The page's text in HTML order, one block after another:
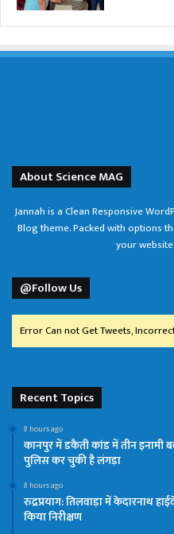
About Science MAG
Jannah is a Clean Responsive
Blog theme. Packed with options
your
@Follow Us
Error Can not Get Tweets,
Recent Topics
8 hours ago
कानपुर में डकैती कांड में तीन इनामी
पुलिस कर चुकी है लंगड़ा
8 hours ago
रुद्रप्रयाग: तिलवाड़ा में केदारनाथ
किया निरीक्षण